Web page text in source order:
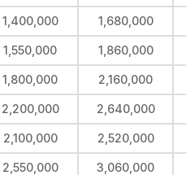
1,400,000 1,680,000
1,550,000 1,860,000
1,800,000 2,160,000
2,200,000 2,640,000
2,100,000 2,520,000
2,550,000 3,060,000